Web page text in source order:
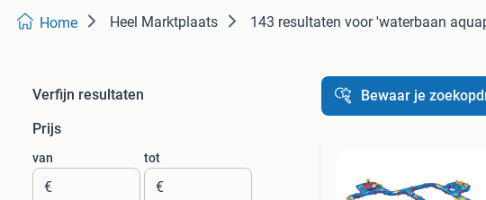
Home Heel Marktplaats 143 resultaten voor 'waterbaan
Verfijn resultaten
Prijs
van
€
tot
€
Bewaar je